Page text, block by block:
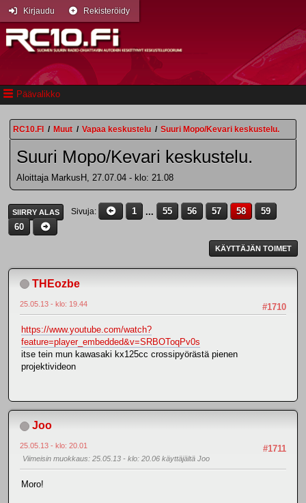
Päävalikko
Kirjaudu Rekisteröidy
RC10.FI / Muut / Vapaa keskustelu / Suuri Mopo/Kevari keskustelu.
Suuri Mopo/Kevari keskustelu.
Aloittaja MarkusH, 27.07.04 - klo: 21.08
SIIRRY ALAS Sivuja 1 ... 55 56 57 58
59
60
KÄYTTÄJÄN TOIMET
THEozbe
#1710
25.05.13 - klo: 19.44
https://www.youtube.com/watch?
feature=player_embedded&v=SRBOToqPv0s
itse tein mun kawasaki kx125cc crossipyörästä pienen
projektivideon
Joo
#1711
25.05.13 - klo: 20.01
Viimeisin muokkaus: 25.05.13 - klo: 20.06 käyttäjältä Joo
Moro!